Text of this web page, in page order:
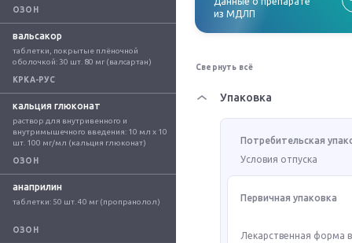
ОЗОН
вальсакор
таблетки, покрытые плёночной
оболочкой: 30 шт. 80 мг (валсартан)
КРКА-РУС
кальция глюконат
раствор для внутривенного и
внутримышечного введения: 10 мл x 10
шт. 100 мг/мл (кальция глюконат)
ОЗОН
анаприлин
таблетки: 50 шт. 40 мг (пропранолол)
ОЗОН
из МДЛП
Свернуть всё
Упаковка
Потребительская
Условия отпуска
Первичная упаковка
Лекарственная форма